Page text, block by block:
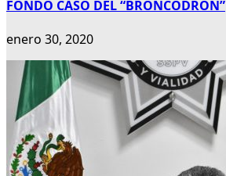
FONDO CASO DEL “BRONCODRON”
enero 30, 2020